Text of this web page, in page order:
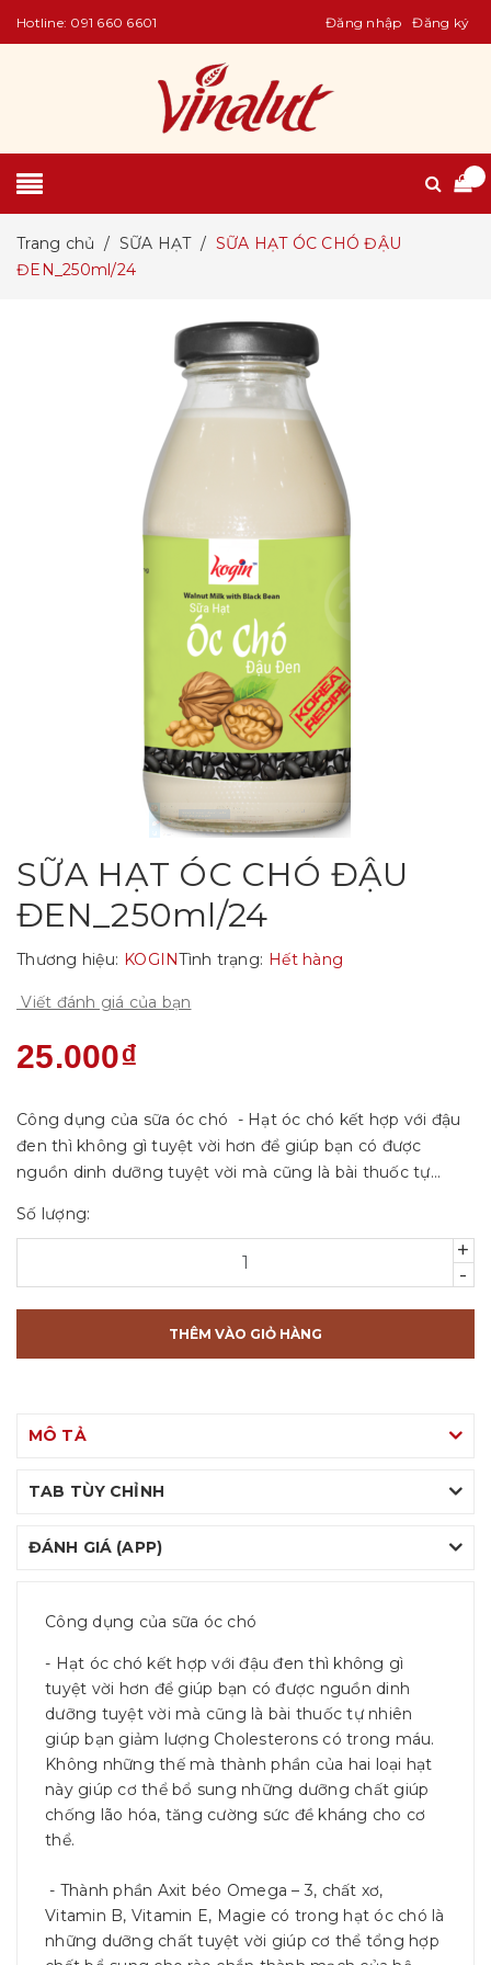
Hotline: 091 660 6601 Đăng nhập Đăng ký
Trang chủ / SỮA HẠT / SỮA HẠT ÓC CHÓ ĐẬU
ĐEN_250ml/24
SỮA HẠT ÓC CHÓ ĐẬU
ĐEN_250ml/24
Thương hiệu: KOGINTình trạng: Hết hàng
Viết đánh giá của bạn
25.000₫
Công dụng của sữa óc chó - Hạt óc chó kết hợp với đậu
đen thì không gì tuyệt vời hơn để giúp bạn có được
nguồn dinh dưỡng tuyệt vời mà cũng là bài thuốc tự
Không những thế mà thành phần củ...
Số lượng:
+
-
THÊM VÀO GIỎ HÀNG
MÔ TẢ
TAB TÙY CHỈNH
ĐÁNH GIÁ (APP)
Công dụng của sữa óc chó
- Hạt óc chó kết hợp với đậu đen thì không gì
tuyệt vời hơn để giúp bạn có được nguồn dinh
dưỡng tuyệt vời mà cũng là bài thuốc tự nhiên
giúp bạn giảm lượng Cholesterons có trong máu.
Không những thế mà thành phần của hai loại hạt
này giúp cơ thể bổ sung những dưỡng chất giúp
chống lão hóa, tăng cường sức đề kháng cho cơ
thể.
- Thành phần Axit béo Omega – 3, chất xơ,
Vitamin B, Vitamin E, Magie có trong hạt óc chó là
những dưỡng chất tuyệt vời giúp cơ thể tổng hợp